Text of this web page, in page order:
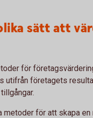
sätt att
för
utifrån företagets
metoder för att skapa en